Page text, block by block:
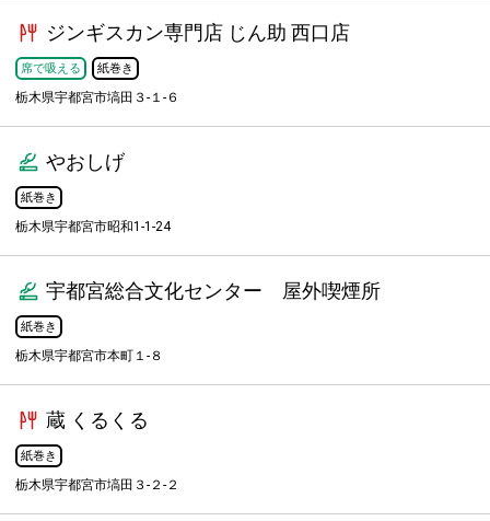
ジンギスカン専門店 じん助 西口店
席で吸える 紙巻き
栃木県宇都宮市塙田３-１-６
やおしげ
紙巻き
栃木県宇都宮市昭和1-1-24
宇都宮総合文化センター 屋外喫煙所
紙巻き
栃木県宇都宮市本町１-８
蔵 くるくる
紙巻き
栃木県宇都宮市塙田３-２-２